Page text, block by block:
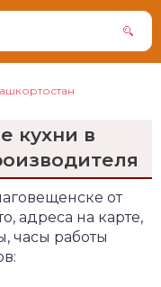
кухни в
от
адреса на карте,
часы работы